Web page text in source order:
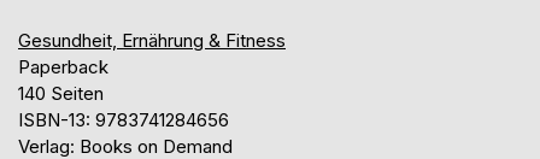
Gesundheit, Ernährung & Fitness
Paperback
140 Seiten
ISBN-13: 9783741284656
Verlag: Books on Demand